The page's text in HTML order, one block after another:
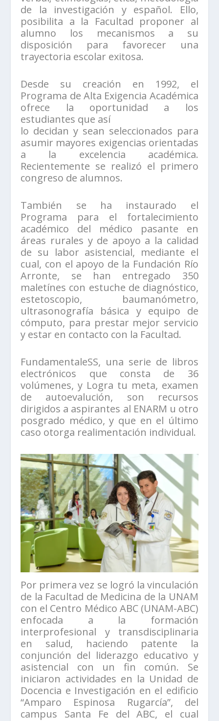
de la investigación y español. Ello,
posibilita a la Facultad proponer al
alumno los mecanismos a su
disposición para favorecer una
trayectoria escolar exitosa.
Desde su creación en 1992, el
Programa de Alta Exigencia Académica
ofrece la oportunidad a los
estudiantes que así
lo decidan y sean seleccionados para
asumir mayores exigencias orientadas
a la excelencia académica.
Recientemente se realizó el primero
congreso de alumnos.
También se ha instaurado el
Programa para el fortalecimiento
académico del médico pasante en
áreas rurales y de apoyo a la calidad
de su labor asistencial, mediante el
cual, con el apoyo de la Fundación Río
Arronte, se han entregado 350
maletínes con estuche de diagnóstico,
estetoscopio, baumanómetro,
ultrasonografía básica y equipo de
cómputo, para prestar mejor servicio
y estar en contacto con la Facultad.
FundamentaleSS, una serie de libros
electrónicos que consta de 36
volúmenes, y Logra tu meta, examen
de autoevalución, son recursos
dirigidos a aspirantes al ENARM u otro
posgrado médico, y que en el último
caso otorga realimentación individual.
Por primera vez se logró la vinculación
de la Facultad de Medicina de la UNAM
con el Centro Médico ABC (UNAM-ABC)
enfocada a la formación
interprofesional y transdisciplinaria
en salud, haciendo patente la
conjunción del liderazgo educativo y
asistencial con un fin común. Se
iniciaron actividades en la Unidad de
Docencia e Investigación en el edificio
“Amparo Espinosa Rugarcía”, del
campus Santa Fe del ABC, el cual